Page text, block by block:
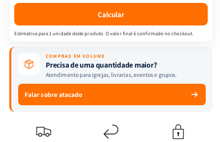
Calcular
Estimativa para 1 unidade deste produto. O valor final é confirmado no checkout.
COMPRAS EM VOLUME
Precisa de uma quantidade maior?
Atendimento para igrejas, livrarias, eventos e grupos.
Falar sobre atacado